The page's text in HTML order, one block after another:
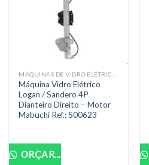
Máquina Vidro Elétrico
Logan / Sandero 4P
Dianteiro Direito – Motor
Mabuchi Ref.: S00623
ORÇAR...